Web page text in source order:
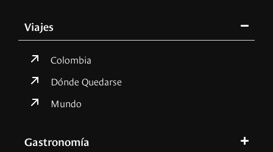
Viajes
Colombia
Dónde Quedarse
Mundo
Gastronomía